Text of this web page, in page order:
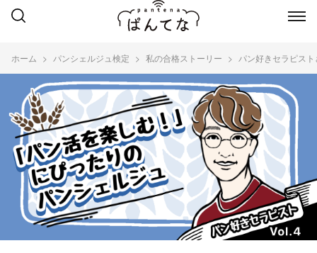
ホーム パンシェルジュ検定 私の合格ストーリー パン好きセラピス